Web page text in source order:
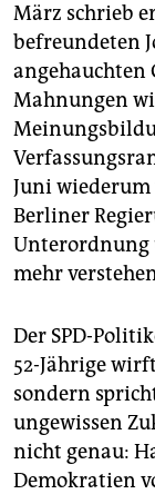
März schrieb
befreundeten
Mahnungen
Juni
Berliner
Unterordnung
mehr
Der SPD-
52-Jährige
sondern
ungewissen
nicht genau:
Demokratien